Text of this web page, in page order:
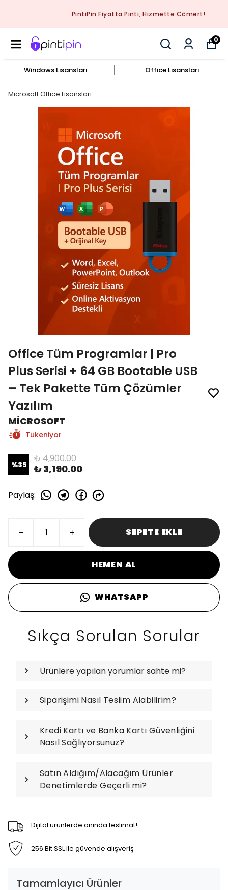
PintiPin Fiyatta Pinti, Hizmette Cömert!
0
Windows Lisansları Office Lisansları
Microsoft Office Lisansları
Office Tüm Programlar | Pro
Plus Serisi + 64 GB Bootable USB
– Tek Pakette Tüm Çözümler
Yazılım
MİCROSOFT
Tükeniyor
%35
₺ 4,900.00
₺ 3,190.00
Paylaş:
SEPETE EKLE
HEMEN AL
WHATSAPP
Sıkça Sorulan Sorular
Ürünlere yapılan yorumlar sahte mi?
Siparişimi Nasıl Teslim Alabilirim?
Kredi Kartı ve Banka Kartı Güvenliğini
Nasıl Sağlıyorsunuz?
Satın Aldığım/Alacağım Ürünler
Denetimlerde Geçerli mi?
Dijital ürünlerde anında teslimat!
256 Bit SSL ile güvende alışveriş
Tamamlayıcı Ürünler